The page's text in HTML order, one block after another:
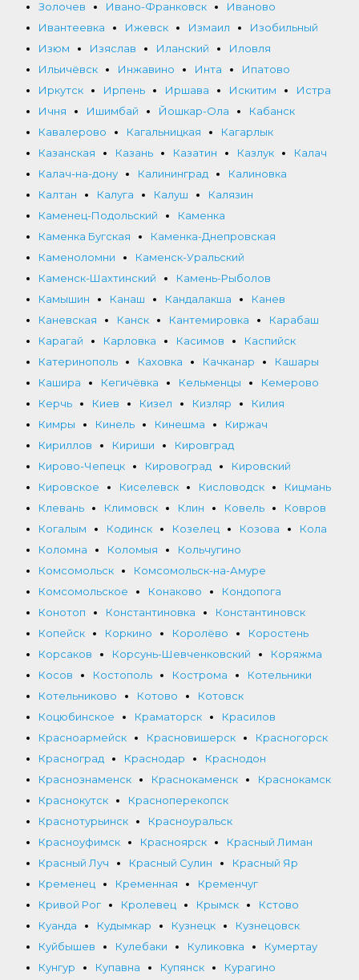
Золочев Ивано-Франковск
Иваново
Ивантеевка
Ижевск Измаил
Изобильный
Изюм
Изяслав Иланский
Иловля
Ильичёвск
Инжавино Инта
Ипатово
Иркутск
Ирпень Иршава Искитим
Истра
Ичня
Ишимбай Йошкар-Ола
Кабанск
Кавалерово
Кагальницкая
Кагарлык
Казанская
Казань Казатин Казлук
Калач
Калач-на-дону
Калининград
Калиновка
Калтан
Калуга Калуш
Калязин
Каменец-Подольский
Каменка
Каменка Бугская
Каменка-Днепровская
Каменоломни
Каменск-Уральский
Каменск-Шахтинский
Камень-Рыболов
Камышин
Канаш Кандалакша
Канев
Каневская
Канск Кантемировка
Карабаш
Карагай
Карловка Касимов
Каспийск
Катеринополь
Каховка Качканар
Кашары
Кашира
Кегичёвка Кельменцы
Кемерово
Керчь
Киев Кизел Кизляр
Килия
Кимры
Кинель Кинешма
Киржач
Кириллов
Кириши
Кировград
Кирово-Чепецк
Кировоград
Кировский
Кировское
Киселевск Кисловодск
Кицмань
Клевань
Климовск Клин Ковель
Ковров
Когалым
Кодинск Козелец Козова
Кола
Коломна
Коломыя
Кольчугино
Комсомольск
Комсомольск-на-Амуре
Комсомольское
Конаково
Кондопога
Конотоп
Константиновка
Константиновск
Копейск
Коркино Королёво
Коростень
Корсаков
Корсунь-Шевченковский
Коряжма
Косов
Костополь Кострома
Котельники
Котельниково
Котово
Котовск
Коцюбинское
Краматорск
Красилов
Красноармейск
Красновишерск
Красногорск
Красноград
Краснодар
Краснодон
Краснознаменск
Краснокаменск
Краснокамск
Краснокутск
Красноперекопск
Краснотурьинск
Красноуральск
Красноуфимск
Красноярск
Красный Лиман
Красный Луч
Красный Сулин
Красный Яр
Кременец
Кременная
Кременчуг
Кривой Рог
Кролевец Крымск
Кстово
Куанда
Кудымкар Кузнецк
Кузнецовск
Куйбышев
Кулебаки Куликовка
Кумертау
Кунгур
Купавна Купянск
Курагино